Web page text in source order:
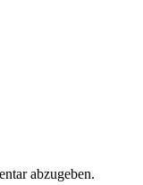
abzugeben.